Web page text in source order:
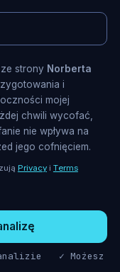
strony Norberta
i
mojej
chwili wycofać,
nie wpływa na
jego cofnięciem.
Privacyi Terms
✓ Możesz